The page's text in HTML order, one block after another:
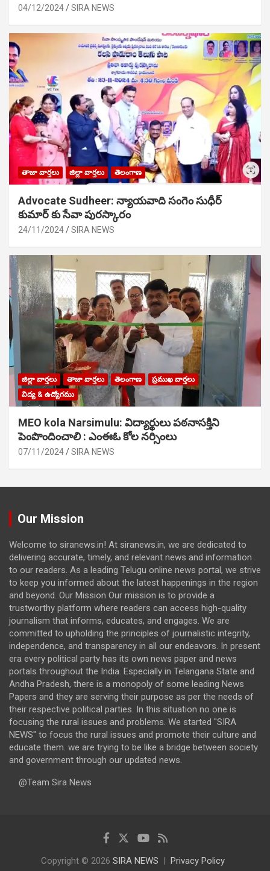
04/12/2024 SIRA NEWS
తాజా వార్తలు జిల్లా వార్తలు తెలంగాణ
Advocate Sudheer: న్యాయవాది సంగెం సుధీర్
కుమార్ కు సేవా పురస్కారం
24/11/2024 SIRA NEWS
జిల్లా వార్తలు తాజా వార్తలు తెలంగాణ
ప్రముఖ వార్తలు
విద్య & ఉద్యోగము
MEO kola Narsimulu: విద్యార్థులు పఠ‌నాసక్తిని
పెంపొందించాలి : ఎంఈఓ కోల నర్సింలు
07/11/2024 SIRA NEWS
Our Mission
Welcome to siranews.in! At siranews.in, we are dedicated to
delivering accurate, timely, and relevant news and information
to our readers. As a leading Telugu online news portal, we strive
to keep you informed about the latest happenings in the region
and beyond. Our Mission Our mission is to provide a
trustworthy platform where readers can access high-quality
journalism that informs, educates, and engages. We are
committed to upholding the principles of journalistic integrity,
independence, and transparency in all our endeavors. In present
era every political party has its own news paper and news
portals throughout the India. Especially in Telangana State and
Andha Pradesh, there is a monopoly of some leading News
Papers and they are serving their purpose as per the needs of
their respective political parties. In this situation no one is
focusing the rural issues and problems. We started "SIRA
NEWS" to focus the rural issues and promote their culture and
educate them. we are trying to be like a bridge between society
and government through our updated news.
@Team Sira News
Copyright © 2026 SIRA NEWS Privacy Policy